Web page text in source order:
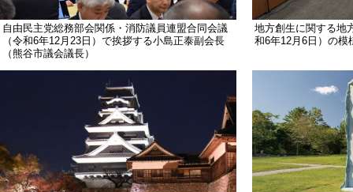
自由民主党総務部会関係・消防議員連盟合同会議
（令和6年12月23日）で挨拶する小島正泰副会長
（熊谷市議会議長）
地方創生に関する地
和6年12月6日）の模